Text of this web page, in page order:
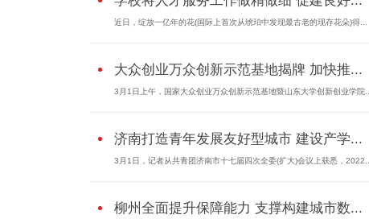
近日，绽放一亿年的花(国际上首次从琥珀中发现最古老的现存花朵)得...
大众创业万众创新示范基地揭牌 加快推...
3月1日上午，国家大众创业万众创新示范基地暨山东大学创新创业学院...
济南打造青年发展友好型城市 建设产学...
3月1日，记者从共青团济南市十七届四次全委(扩大)会议上获悉，2022...
柳州全面提升保障能力 支撑构建城市数...